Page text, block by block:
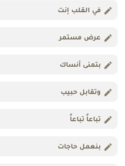
في القلب إنت
عرض مستمر
بتمنى أنساك
وتقابل حبيب
تباعاً تباعاً
بنعمل حاجات